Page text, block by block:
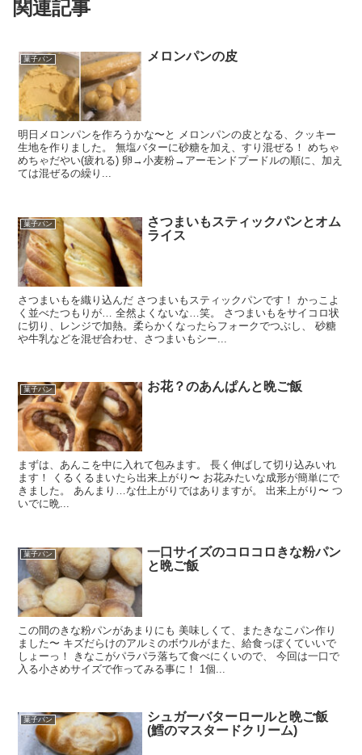
関連記事
菓子パン メロンパンの皮
明日メロンパンを作ろうかな〜と メロンパンの皮となる、クッキー
生地を作りました。 無塩バターに砂糖を加え、すり混ぜる！ めちゃ
めちゃだやい(疲れる) 卵→小麦粉→アーモンドプードルの順に、加え
ては混ぜるの繰り...
菓子パン
さつまいもスティックパンとオム
ライス
さつまいもを織り込んだ さつまいもスティックパンです！ かっこよ
く並べたつもりが… 全然よくないな…笑。 さつまいもをサイコロ状
に切り、レンジで加熱。柔らかくなったらフォークでつぶし、 砂糖
や牛乳などを混ぜ合わせ、さつまいもシー...
菓子パン お花？のあんぱんと晩ご飯
まずは、あんこを中に入れて包みます。 長く伸ばして切り込みいれ
ます！ くるくるまいたら出来上がり〜 お花みたいな成形が簡単にで
きました。 あんまり…な仕上がりではありますが。 出来上がり〜 つ
いでに晩...
菓子パン
一口サイズのコロコロきな粉パン
と晩ご飯
この間のきな粉パンがあまりにも 美味しくて、またきなこパン作り
ました〜 キズだらけのアルミのボウルがまた、給食っぽくていいで
しょーっ！ きなこがパラパラ落ちて食べにくいので、 今回は一口で
入る小さめサイズで作ってみる事に！ 1個...
菓子パン
シュガーバターロールと晩ご飯
(鱈のマスタードクリーム)